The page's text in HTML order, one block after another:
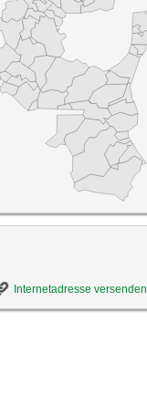
Internetadresse versenden